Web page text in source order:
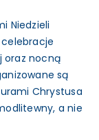
Niedzieli
oraz nocną
są
Chrystusa
a nie